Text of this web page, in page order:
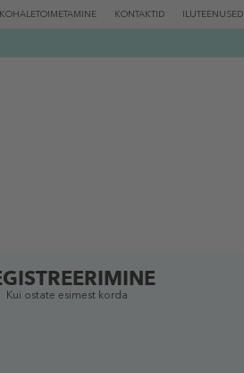
KOHALETOIMETAMINE KONTAKTID ILUTEENUSED
Kui ostate esimest korda